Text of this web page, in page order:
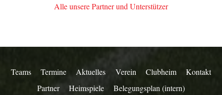
Alle unsere Partner und Unterstützer
Teams Termine Aktuelles Verein Clubheim
Kontakt
Partner
Heimspiele Belegungsplan (intern)